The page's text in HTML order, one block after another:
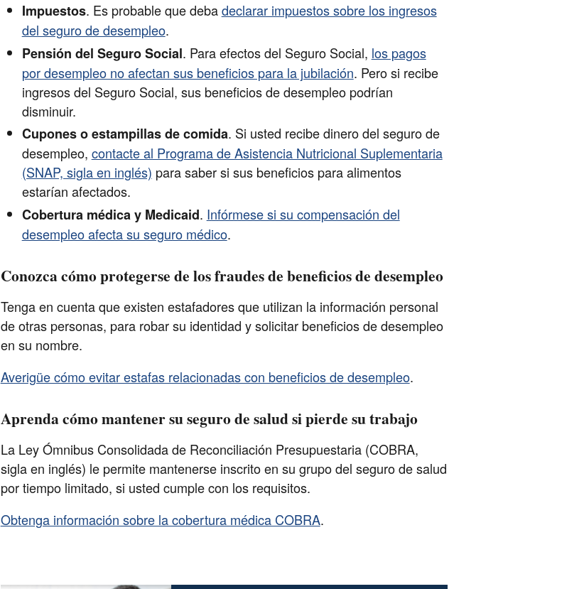
Impuestos. Es probable que debadeclarar impuestos sobre los ingresos
del seguro de desempleo.
Pensión del Seguro Social. Para efectos del Seguro Social, los pagos
por desempleo no afectan sus beneficios para la jubilación. Pero si recibe
ingresos del Seguro Social, sus beneficios de desempleo podrían
disminuir.
Cupones o estampillas de comida. Si usted recibe dinero del seguro de
desempleo, contacte al Programa de Asistencia Nutricional Suplementaria
(SNAP, sigla en inglés) para saber si sus beneficios para alimentos
estarían afectados.
Cobertura médica y Medicaid. Infórmese si su compensación del
desempleo afecta su seguro médico.
Conozca cómo protegerse de los fraudes de beneficios de desempleo
Tenga en cuenta que existen estafadores que utilizan la información personal
de otras personas, para robar su identidad y solicitar beneficios de desempleo
en su nombre.
Averigüe cómo evitar estafas relacionadas con beneficios de desempleo.
Aprenda cómo mantener su seguro de salud si pierde su trabajo
La Ley Ómnibus Consolidada de Reconciliación Presupuestaria (COBRA,
sigla en inglés) le permite mantenerse inscrito en su grupo del seguro de salud
por tiempo limitado, si usted cumple con los requisitos.
Obtenga información sobre la cobertura médica COBRA.